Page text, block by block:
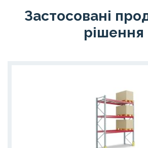
Застосовані
рішення